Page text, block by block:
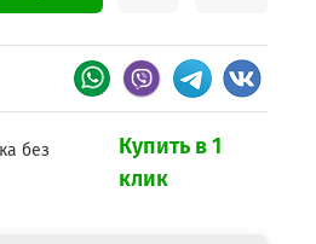
без
Купить в 1
клик